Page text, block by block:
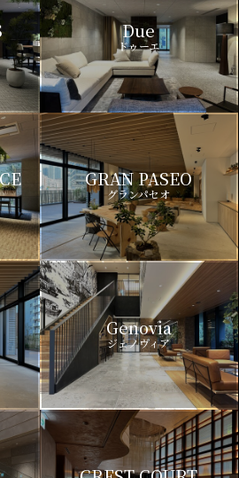
Due
ドゥーエ
GRAN PASEO
グランパセオ
Genovia
ジェノヴィア